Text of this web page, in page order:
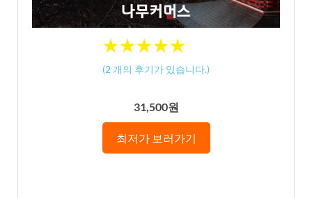
★★★★★
★★★★★
(2 개의 후기가 있습니다.)
31,500원
최저가 보러가기